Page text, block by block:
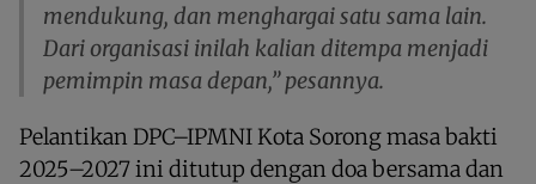
mendukung, dan menghargai satu sama lain.
Dari organisasi inilah kalian ditempa menjadi
pemimpin masa depan,” pesannya.
Pelantikan DPC–IPMNI Kota Sorong masa bakti
2025–2027 ini ditutup dengan doa bersama dan